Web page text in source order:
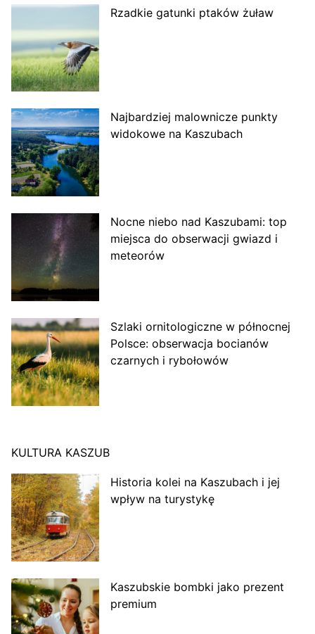
Rzadkie gatunki ptaków żuław
Najbardziej malownicze punkty
widokowe na Kaszubach
Nocne niebo nad Kaszubami: top
miejsca do obserwacji gwiazd i
meteorów
Szlaki ornitologiczne w północnej
Polsce: obserwacja bocianów
czarnych i rybołowów
KULTURA KASZUB
Historia kolei na Kaszubach i jej
wpływ na turystykę
Kaszubskie bombki jako prezent
premium